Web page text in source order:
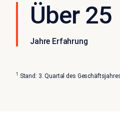
Über 25
Jahre Erfahrung
1 Stand: 3. Quartal des